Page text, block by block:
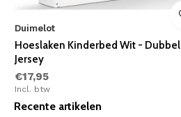
Duimelot
Hoeslaken Kinderbed Wit - Dubbel
Jersey
€17,95
Incl. btw
Recente artikelen